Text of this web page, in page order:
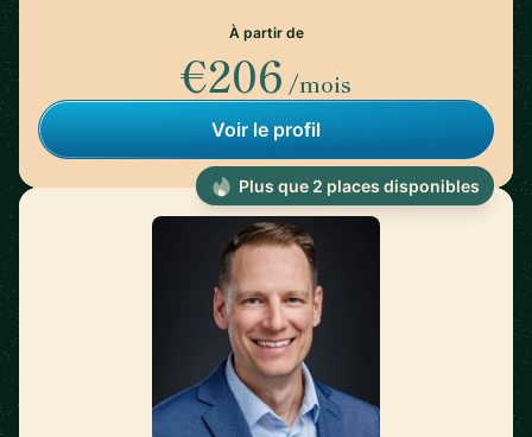
À partir de
€206 /mois
Voir le profil
Plus que 2 places disponibles